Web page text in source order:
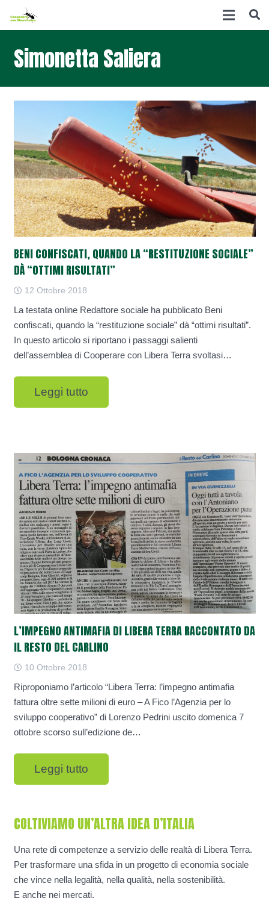
Simonetta Saliera
BENI CONFISCATI, QUANDO LA “RESTITUZIONE SOCIALE”
DÀ “OTTIMI RISULTATI”
12 Ottobre 2018
La testata online Redattore sociale ha pubblicato Beni
confiscati, quando la “restituzione sociale” dà “ottimi risultati”.
In questo articolo si riportano i passaggi salienti
dell’assemblea di Cooperare con Libera Terra svoltasi…
Leggi tutto
L’IMPEGNO ANTIMAFIA DI LIBERA TERRA RACCONTATO DA
IL RESTO DEL CARLINO
10 Ottobre 2018
Riproponiamo l’articolo “Libera Terra: l’impegno antimafia
fattura oltre sette milioni di euro – A Fico l’Agenzia per lo
sviluppo cooperativo” di Lorenzo Pedrini uscito domenica 7
ottobre scorso sull’edizione de…
Leggi tutto
COLTIVIAMO UN’ALTRA IDEA D’ITALIA
Una rete di competenze a servizio delle realtà di Libera Terra.
Per trasformare una sfida in un progetto di economia sociale
che vince nella legalità, nella qualità, nella sostenibilità.
E anche nei mercati.